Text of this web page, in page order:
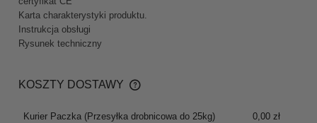
Karta charakterystyki produktu.
Instrukcja obsługi
Rysunek techniczny
KOSZTY DOSTAWY
CENA NIE ZAWIERA EWENTUALNYCH KOSZTÓW
Kurier Paczka(Przesyłka drobnicowa do 25kg) 0,00 zł